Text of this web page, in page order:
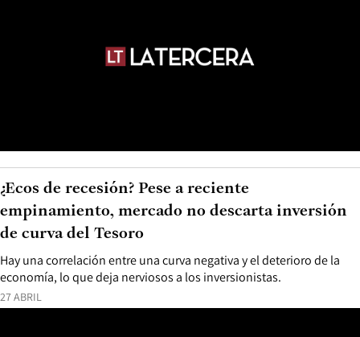
27 ABRIL
Hay una correlación entre una curva negativa y el deterioro de la
economía, lo que deja nerviosos a los inversionistas.
¿Ecos de recesión? Pese a reciente
empinamiento, mercado no descarta inversión
de curva del Tesoro